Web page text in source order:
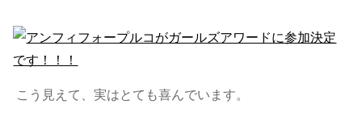
こう見えて、実はとても喜んでいます。